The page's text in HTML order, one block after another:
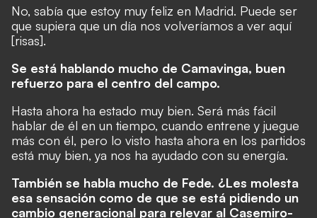
No, sabía que estoy muy feliz en Madrid. Puede ser
que supiera que un día nos volveríamos a ver aquí
[risas].
Se está hablando mucho de Camavinga, buen
refuerzo para el centro del campo.
Hasta ahora ha estado muy bien. Será más fácil
hablar de él en un tiempo, cuando entrene y juegue
más con él, pero lo visto hasta ahora en los partidos
está muy bien, ya nos ha ayudado con su energía.
También se habla mucho de Fede. ¿Les molesta
esa sensación como de que se está pidiendo un
cambio generacional para relevar al Casemiro-